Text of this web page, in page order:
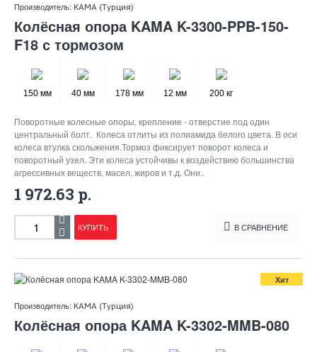
Производитель: KAMA (Турция)
Колёсная опора KAMA K-3300-PPB-150-
F18 с тормозом
150 мм 40 мм 178 мм 12 мм 200 кг
Поворотные колесные опоры, крепление - отверстие под один
центральный болт. Колеса отлиты из полиамида белого цвета. В оси
колеса втулка скольжения.Тормоз фиксирует поворот колеса и
поворотный узел. Эти колеса устойчивы к воздействию большинства
агрессивных веществ, масел, жиров и т.д. Они..
1 972.63 р.
КУПИТЬ В СРАВНЕНИЕ
Хит
Производитель: KAMA (Турция)
Колёсная опора KAMA K-3302-MMB-080